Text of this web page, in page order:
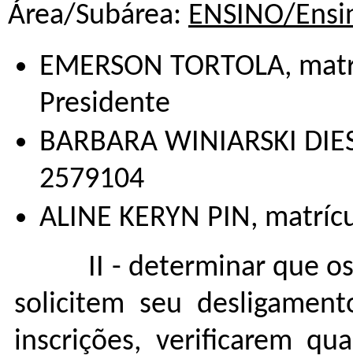
Área/Subárea: ENSINO/
EMERSON TORTOLA,
Presidente
BARBARA WINIARSKI
2579104
ALINE KERYN PIN,
II - determinar que
solicitem seu
inscrições, verificarem